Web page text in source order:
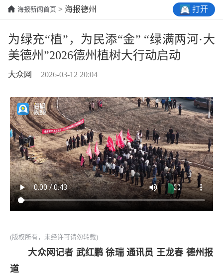
海报新闻首页 > 海报德州 打开
为绿充“植”，为民添“金” “绿满两河·大
美德州”2026德州植树大行动启动
大众网 2026-03-12 20:04
(版权所有，未经许可请勿转载)
大众网记者 武红鹏 徐瑞 通讯员 王龙春 德州报
道